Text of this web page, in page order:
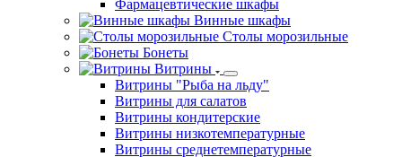
Фармацевтические шкафы
Винные шкафы
Столы морозильные
Бонеты
Витрины
Витрины "Рыба на льду"
Витрины для салатов
Витрины кондитерские
Витрины низкотемпературные
Витрины среднетемпературные